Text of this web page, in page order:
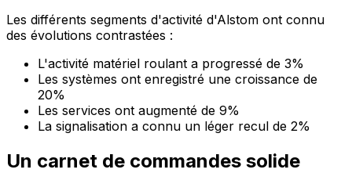
Les différents segments d'activité d'Alstom ont connu
des évolutions contrastées :
L'activité matériel roulant a progressé de 3%
Les systèmes ont enregistré une croissance de
20%
Les services ont augmenté de 9%
La signalisation a connu un léger recul de 2%
Un carnet de commandes solide